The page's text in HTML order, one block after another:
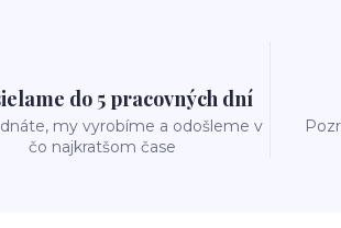
do 5 pracovných dní
my vyrobíme a odošleme v
čo najkratšom čase